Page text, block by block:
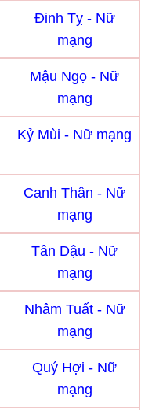
Đinh Tỵ - Nữ
mạng
Mậu Ngọ - Nữ
mạng
Kỷ Mùi - Nữ mạng
Canh Thân - Nữ
mạng
Tân Dậu - Nữ
mạng
Nhâm Tuất - Nữ
mạng
Quý Hợi - Nữ
mạng